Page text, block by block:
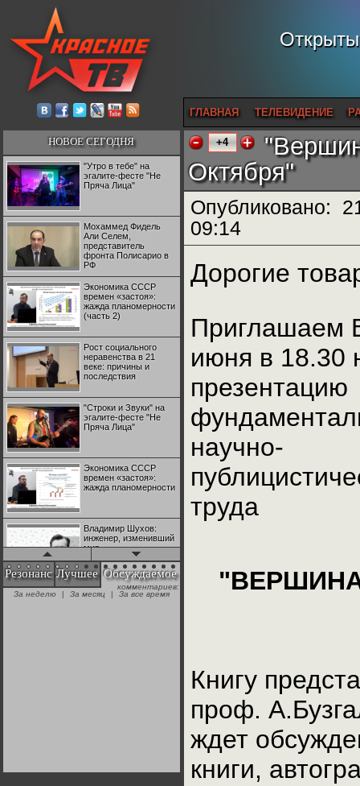
ГЛАВНАЯ ТЕЛЕВИДЕНИЕ
НОВОЕ СЕГОДНЯ
"Утро в тебе" на
эгалите-фесте "Не
Пряча Лица"
Мохаммед Фидель
Али Селем,
представитель
фронта Полисарио в
РФ
Экономика СССР
времен «застоя»:
жажда планомерности
(часть 2)
Рост социального
неравенства в 21
веке: причины и
последствия
"Строки и Звуки" на
эгалите-фесте "Не
Пряча Лица"
Экономика СССР
времен «застоя»:
жажда планомерности
Владимир Шухов:
инженер, изменивший
мир
"Аркадий Коц" на
эгалите-фесте "Не
Резонанс Лучшее Обсуждаемое
комментариев:
За неделю
| За месяц | За все время
+4
Октября"
Опубликовано:
09:14
Дорогие
Приглашаем
июня в 18.30
презентацию
научно-
труда
Книгу
проф.
ждет
книги,